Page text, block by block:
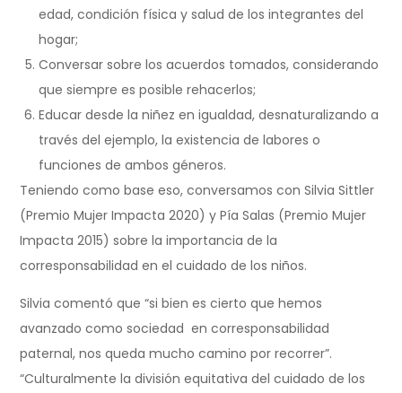
edad, condición física y salud de los integrantes del
hogar;
Conversar sobre los acuerdos tomados, considerando
que siempre es posible rehacerlos;
Educar desde la niñez en igualdad, desnaturalizando a
través del ejemplo, la existencia de labores o
funciones de ambos géneros.
Teniendo como base eso, conversamos con Silvia Sittler
(Premio Mujer Impacta 2020) y Pía Salas (Premio Mujer
Impacta 2015) sobre la importancia de la
corresponsabilidad en el cuidado de los niños.
Silvia comentó que “si bien es cierto que hemos
avanzado como sociedad en corresponsabilidad
paternal, nos queda mucho camino por recorrer”.
“Culturalmente la división equitativa del cuidado de los